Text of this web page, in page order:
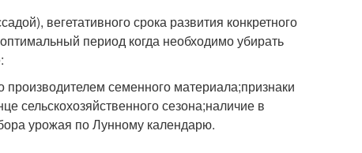
вегетативного срока развития конкретного
период когда необходимо убирать
производителем семенного материала;признаки
сельскохозяйственного сезона;наличие в
урожая по Лунному календарю.